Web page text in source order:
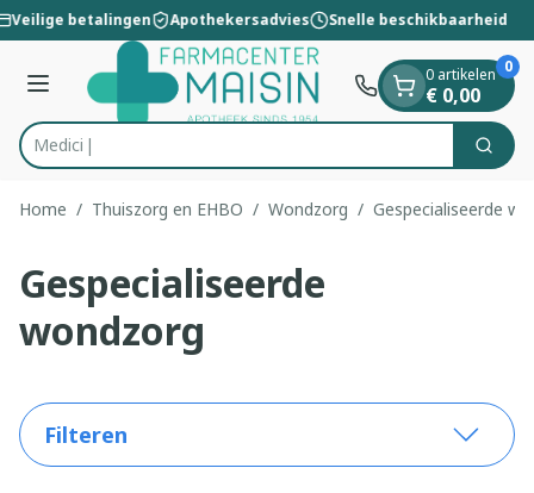
Ga naar de inhoud
1 van 1
Veilige betalingen Apothekersadvies Snelle beschikbaarheid
Menu
Product, merk, categorie... Zoek
0 artikelen
€ 0,00
0
Home / Thuiszorg en EHBO / Wondzorg / Gespecialiseerde
Gespecialiseerde
wondzorg
Filteren